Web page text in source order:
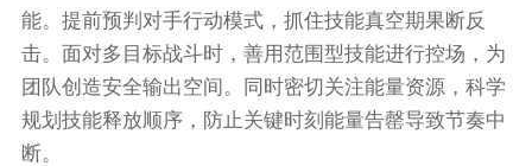
能。提前预判对手行动模式，抓住技能真空期果断反
击。面对多目标战斗时，善用范围型技能进行控场，为
团队创造安全输出空间。同时密切关注能量资源，科学
规划技能释放顺序，防止关键时刻能量告罄导致节奏中
断。